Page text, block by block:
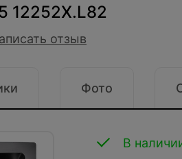
12252X.L82
отзыв
Фото
В